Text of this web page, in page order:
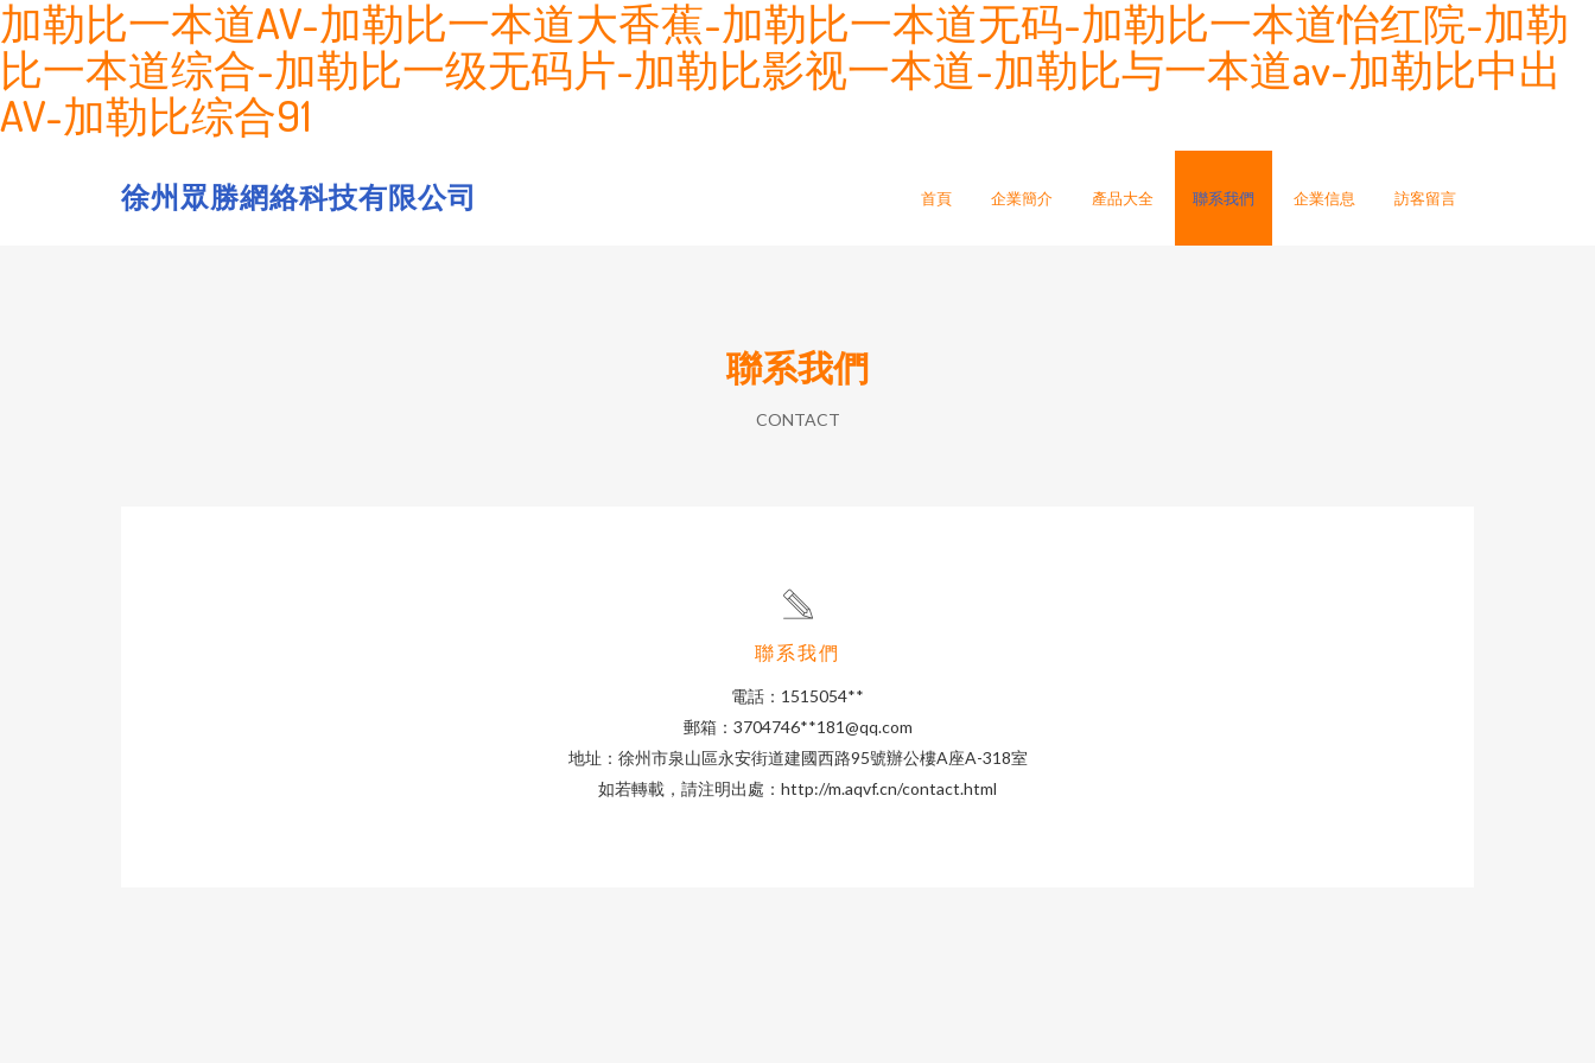
加勒比一本道AV-加勒比一本道大香蕉-加勒比一本道无码-加勒比一本道怡红院-加勒
比一本道综合-加勒比一级无码片-加勒比影视一本道-加勒比与一本道av-加勒比中出
AV-加勒比综合91
徐州眾勝網絡科技有限公司 首頁 企業簡介 產品大全 聯系我們 企業信息 訪客留言
聯系我們
CONTACT
聯系我們
電話：1515054**
郵箱：3704746**181@qq.com
地址：徐州市泉山區永安街道建國西路95號辦公樓A座A-318室
如若轉載，請注明出處：http://m.aqvf.cn/contact.html